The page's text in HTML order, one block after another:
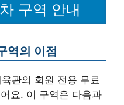
구역 안내
역의 이점
관의 회원 전용 무료
요. 이 구역은 다음과